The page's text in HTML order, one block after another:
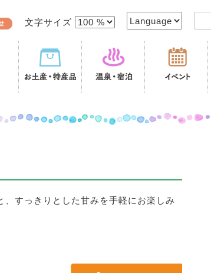
文字サイズ
、すっきりとした甘みを手軽にお楽しみ